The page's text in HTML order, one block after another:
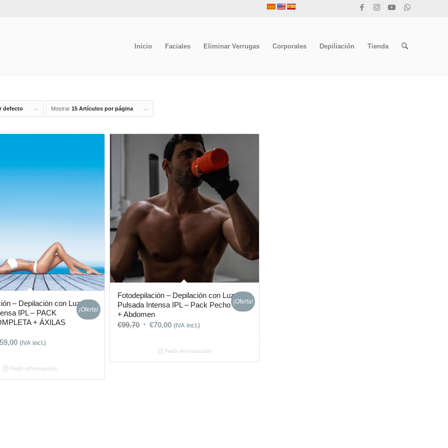
Inicio Faciales Eliminar Verrugas Corporales Depiliación Tienda
defecto Mostrar 15 Artículos por página
– Depilación con Luz
IPL – PACK
+ ÁXILAS
59,00 (IVA incl.)
¡Oferta!
Pedir información
Fotodepilación – Depilación con Luz
Pulsada Intensa IPL – Pack Pecho
+ Abdomen
€99,70 €70,00 (IVA incl.)
¡Oferta!
Pedir información